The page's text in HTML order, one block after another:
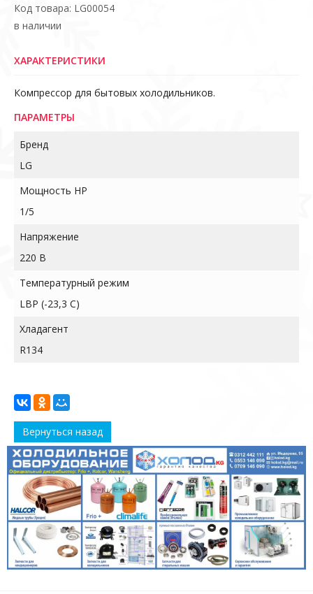
Код товара: LG00054
в наличии
ХАРАКТЕРИСТИКИ
Компрессор для бытовых холодильников.
ПАРАМЕТРЫ
Бренд
LG
Мощность HP
1/5
Напряжение
220 В
Температурный режим
LBP (-23,3 C)
Хладагент
R134
Вернуться назад